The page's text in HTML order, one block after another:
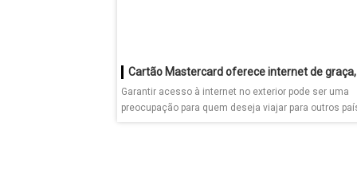
Garantir acesso à internet no exterior pode ser uma
preocupação para quem deseja viajar para outros